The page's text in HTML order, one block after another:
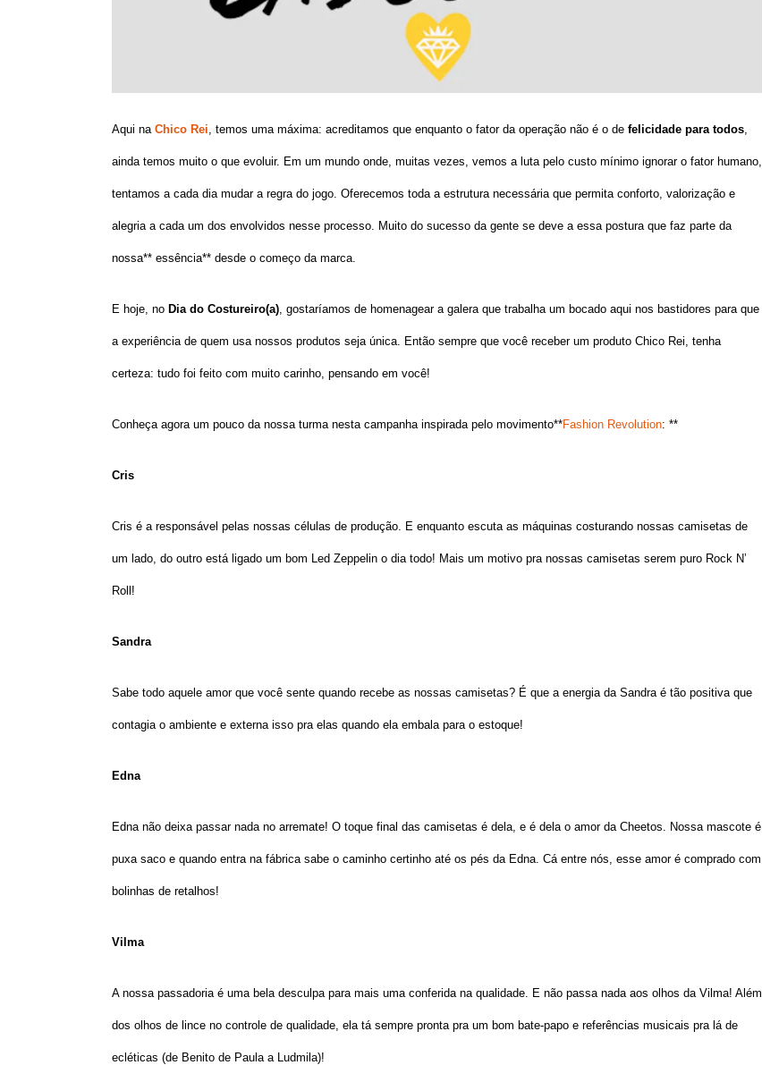
Aqui naChico Rei, temos uma máxima: acreditamos que enquanto o fator da operação não é o defelicidade para todos,
ainda temos muito o que evoluir. Em um mundo onde, muitas vezes, vemos a luta pelo custo mínimo ignorar o fator humano,
tentamos a cada dia mudar a regra do jogo. Oferecemos toda a estrutura necessária que permita conforto, valorização e
alegria a cada um dos envolvidos nesse processo. Muito do sucesso da gente se deve a essa postura que faz parte da
nossa** essência** desde o começo da marca.
E hoje, no Dia do Costureiro(a), gostaríamos de homenagear a galera que trabalha um bocado aqui nos bastidores para que
a experiência de quem usa nossos produtos seja única. Então sempre que você receber um produto Chico Rei, tenha
certeza: tudo foi feito com muito carinho, pensando em você!
Conheça agora um pouco da nossa turma nesta campanha inspirada pelo movimento**Fashion Revolution: **
Cris
Cris é a responsável pelas nossas células de produção. E enquanto escuta as máquinas costurando nossas camisetas de
um lado, do outro está ligado um bom Led Zeppelin o dia todo! Mais um motivo pra nossas camisetas serem puro Rock N’
Roll!
Sandra
Sabe todo aquele amor que você sente quando recebe as nossas camisetas? É que a energia da Sandra é tão positiva que
contagia o ambiente e externa isso pra elas quando ela embala para o estoque!
Edna
Edna não deixa passar nada no arremate! O toque final das camisetas é dela, e é dela o amor da Cheetos. Nossa mascote é
puxa saco e quando entra na fábrica sabe o caminho certinho até os pés da Edna. Cá entre nós, esse amor é comprado com
bolinhas de retalhos!
Vilma
A nossa passadoria é uma bela desculpa para mais uma conferida na qualidade. E não passa nada aos olhos da Vilma! Além
dos olhos de lince no controle de qualidade, ela tá sempre pronta pra um bom bate-papo e referências musicais pra lá de
ecléticas (de Benito de Paula a Ludmila)!